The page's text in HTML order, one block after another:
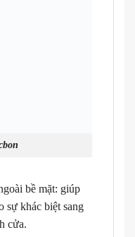
bề mặt: giúp
sự khác biệt sang
cửa.